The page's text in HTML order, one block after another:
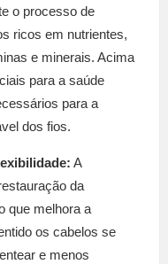
o processo de
ricos em nutrientes,
e minerais. Acima
para a saúde
para a
dos fios.
A
da
que melhora a
os cabelos se
e menos